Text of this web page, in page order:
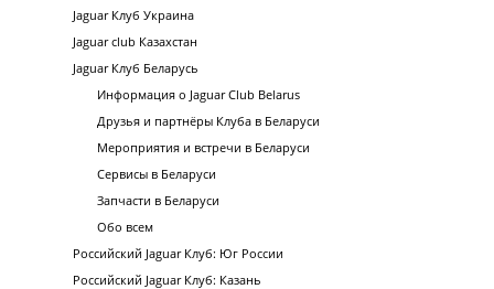
Jaguar Клуб Украина
Jaguar club Казахстан
Jaguar Клуб Беларусь
Информация о Jaguar Club Belarus
Друзья и партнёры Клуба в Беларуси
Мероприятия и встречи в Беларуси
Сервисы в Беларуси
Запчасти в Беларуси
Обо всем
Российский Jaguar Клуб: Юг России
Российский Jaguar Клуб: Казань